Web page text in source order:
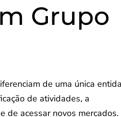
Grupo
de uma única
de atividades, a
de acessar novos mercados.